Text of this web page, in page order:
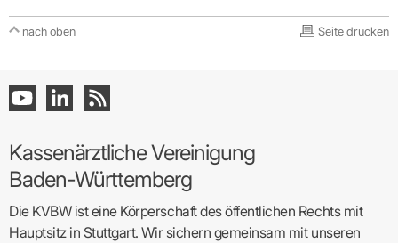
nach oben Seite drucken
Kassenärztliche Vereinigung
Baden-Württemberg
Die KVBW ist eine Körperschaft des öffentlichen Rechts mit
Hauptsitz in Stuttgart. Wir sichern gemeinsam mit unseren